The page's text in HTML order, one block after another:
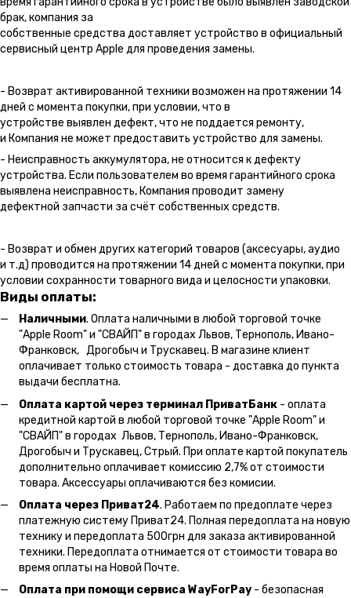
брак, компания за
собственные средства доставляет устройство в официальный
сервисный центр Apple для проведения замены.
- Возврат активированной техники возможен на протяжении 14
дней с момента покупки, при условии, что в
устройстве выявлен дефект, что не поддается ремонту,
и Компания не может предоставить устройство для замены.
- Неисправность аккумулятора, не относится к дефекту
устройства. Если пользователем во время гарантийного срока
выявлена неисправность, Компания проводит замену
дефектной запчасти за счёт собственных средств.
- Возврат и обмен других категорий товаров (аксесуары, аудио
и т.д) проводится на протяжении 14 дней с момента покупки, при
условии сохранности товарного вида и целосности упаковки.
Виды оплаты:
Наличными. Оплата наличными в любой торговой точке
"Apple Room" и "СВАЙП" в городах Львов, Тернополь, Ивано-
Франковск, Дрогобыч и Трускавец. В магазине клиент
оплачивает только стоимость товара - доставка до пункта
выдачи бесплатна.
Оплата картой через терминал ПриватБанк - оплата
кредитной картой в любой торговой точке "Apple Room" и
"СВАЙП" в городах Львов, Тернополь, Ивано-Франковск,
Дрогобыч и Трускавец, Стрый. При оплате картой покупатель
дополнительно оплачивает комиссию 2,7% от стоимости
товара. Аксессуары оплачиваются без комисии.
Оплата через Приват24. Работаем по предоплате через
платежную систему Приват24. Полная передоплата на новую
технику и передоплата 500грн для заказа активированной
техники. Передоплата отнимается от стоимости товара во
время оплаты на Новой Почте.
Оплата при помощи сервиса WayForPay - безопасная